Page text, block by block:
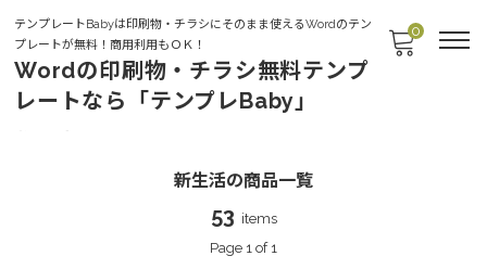
テンプレートBabyは印刷物・チラシにそのまま使えるWordのテン
プレートが無料！商用利用もＯＫ！
Wordの印刷物・チラシ無料テンプ
レートなら「テンプレBaby」
0
新生活の商品一覧
53 items
Page 1 of 1